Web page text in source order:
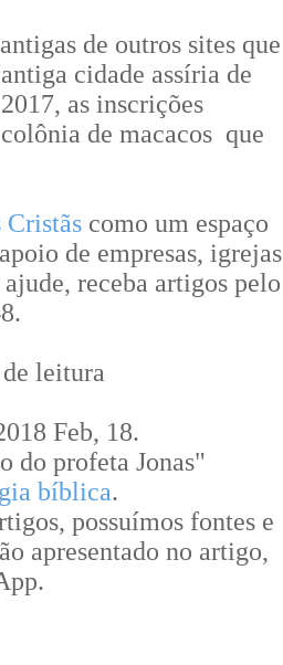
de outros sites que
cidade assíria de
as inscrições
de macacos que
Cristãscomo um espaço
de empresas, igrejas
receba artigos pelo
leitura
Feb, 18.
profeta Jonas"
bíblica.
possuímos fontes e
apresentado no artigo,